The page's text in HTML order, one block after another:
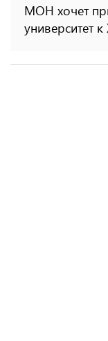
МОН хочет
университет